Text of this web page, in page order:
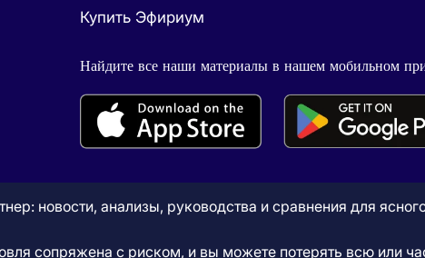
Купить Эфириум
Найдите все наши материалы в нашем мобильном
новости, анализы, руководства и сравнения для
сопряжена с риском, и вы можете потерять всю или